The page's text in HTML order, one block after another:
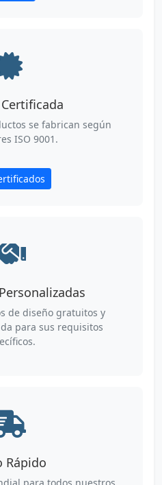
se fabrican según
ISO 9001.
de diseño gratuitos y
para sus requisitos
Rápido